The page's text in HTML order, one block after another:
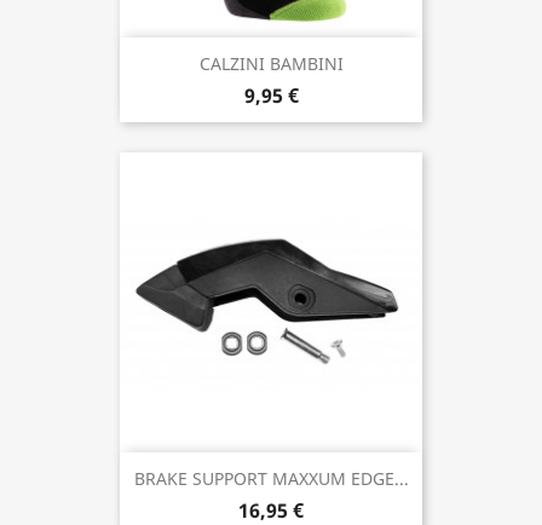
CALZINI BAMBINI
9,95 €
BRAKE SUPPORT MAXXUM EDGE...
16,95 €